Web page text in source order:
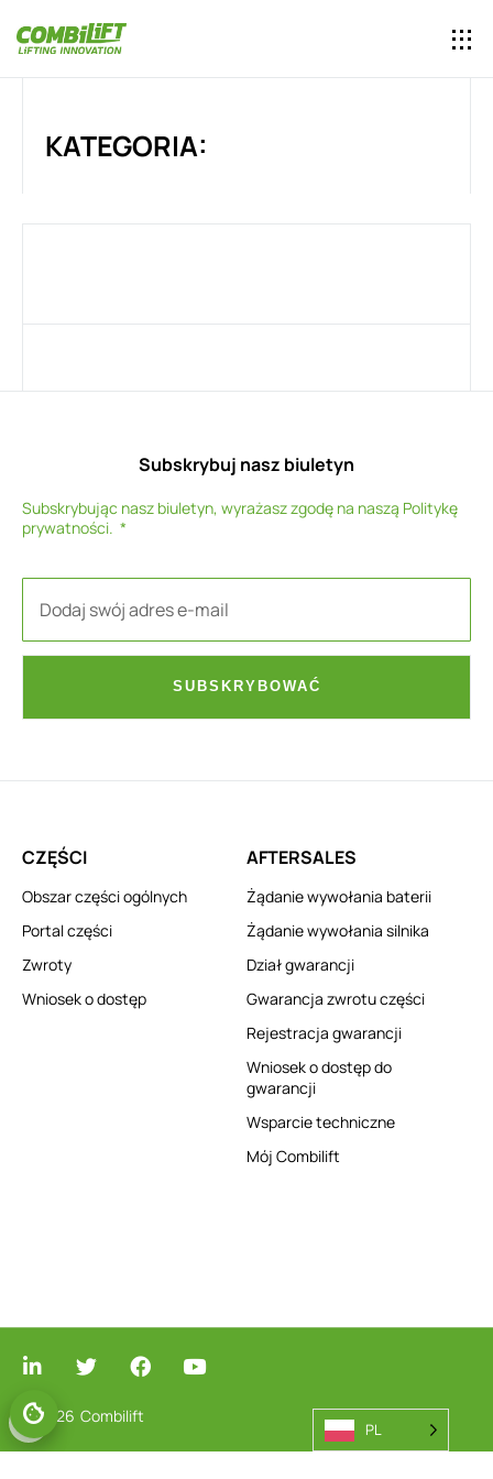
KATEGORIA:
Subskrybuj nasz biuletyn
Subskrybując nasz biuletyn, wyrażasz zgodę na naszą Politykę
prywatności.
SUBSKRYBOWAĆ
CZĘŚCI
Obszar części ogólnych
Portal części
Zwroty
Wniosek o dostęp
AFTERSALES
Żądanie wywołania baterii
Żądanie wywołania silnika
Dział gwarancji
Gwarancja zwrotu części
Rejestracja gwarancji
Wniosek o dostęp do
gwarancji
Wsparcie techniczne
Mój Combilift
© 2026 Combilift
PL